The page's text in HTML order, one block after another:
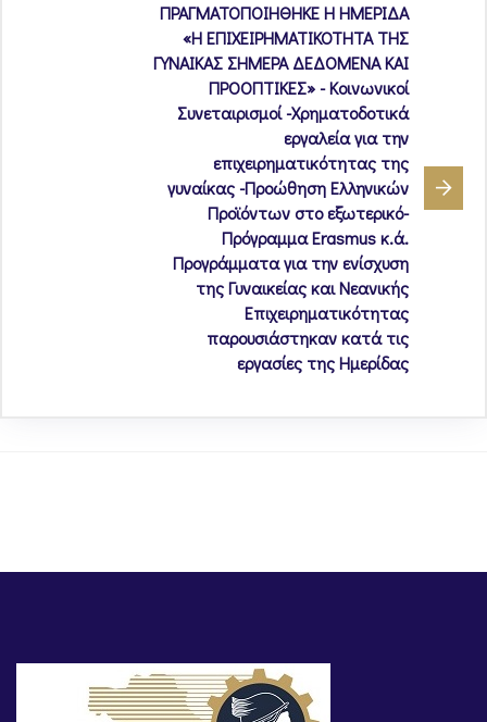
ΠΡΑΓΜΑΤΟΠΟΙΗΘΗΚΕ Η ΗΜΕΡΙΔΑ
«Η ΕΠΙΧΕΙΡΗΜΑΤΙΚΟΤΗΤΑ ΤΗΣ
ΓΥΝΑΙΚΑΣ ΣΗΜΕΡΑ ΔΕΔΟΜΕΝΑ ΚΑΙ
ΠΡΟΟΠΤΙΚΕΣ» - Κοινωνικοί
Συνεταιρισμοί -Χρηματοδοτικά
εργαλεία για την
επιχειρηματικότητας της
γυναίκας -Προώθηση Ελληνικών
Προϊόντων στο εξωτερικό-
Πρόγραμμα Erasmus κ.ά.
Προγράμματα για την ενίσχυση
της Γυναικείας και Νεανικής
Επιχειρηματικότητας
παρουσιάστηκαν κατά τις
εργασίες της Ημερίδας